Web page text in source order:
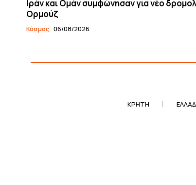
Ιράν και Ομάν συμφώνησαν για νέο
Ορμούζ
Κόσμος 06/08/2026
ΚΡΗΤΗ